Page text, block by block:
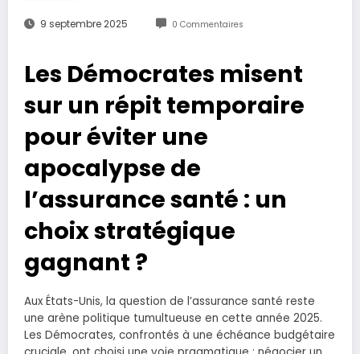
9 septembre 2025 0 Commentaires
Les Démocrates misent
sur un répit temporaire
pour éviter une
apocalypse de
l’assurance santé : un
choix stratégique
gagnant ?
Aux États-Unis, la question de l’assurance santé reste
une arène politique tumultueuse en cette année 2025.
Les Démocrates, confrontés à une échéance budgétaire